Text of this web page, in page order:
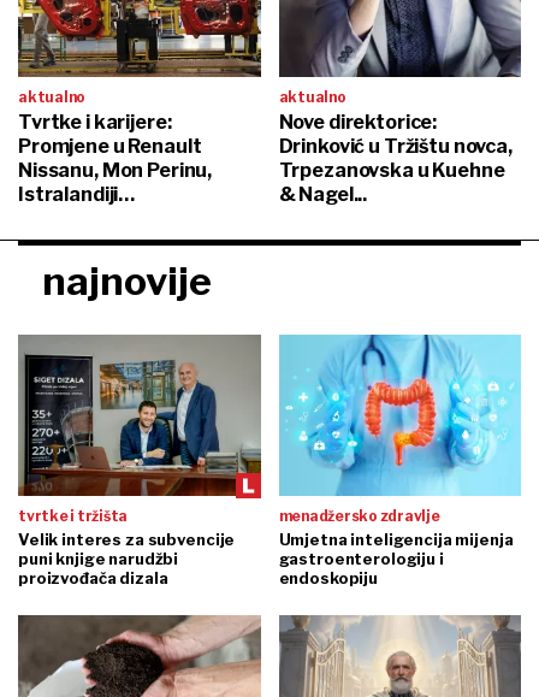
aktualno
Tvrtke i karijere:
Promjene u Renault
Nissanu, Mon Perinu,
Istralandiji…
aktualno
Nove direktorice:
Drinković u Tržištu novca,
Trpezanovska u Kuehne
& Nagel...
najnovije
tvrtke i tržišta
Velik interes za subvencije
puni knjige narudžbi
proizvođača dizala
menadžersko zdravlje
Umjetna inteligencija mijenja
gastroenterologiju i
endoskopiju